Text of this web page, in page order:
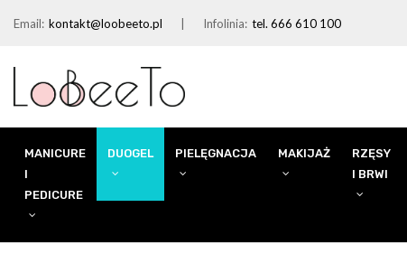
Email: kontakt@loobeeto.pl Infolinia: tel. 666 610 100
MANICURE
I
PEDICURE
DUOGEL PIELĘGNACJA MAKIJAŻ
RZĘSY
I BRWI